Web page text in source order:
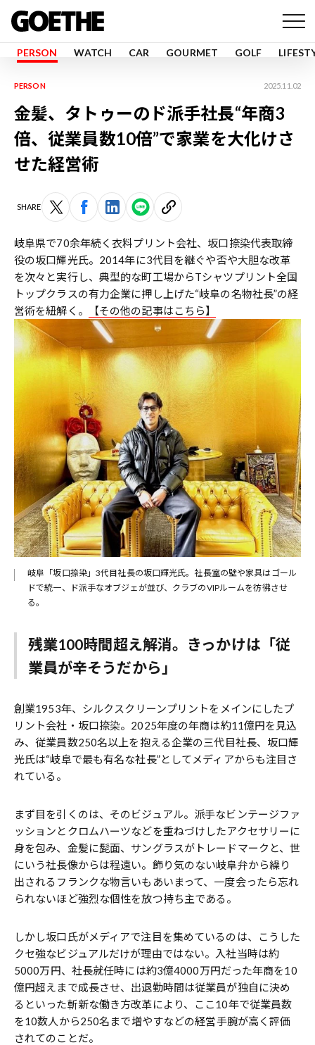
PERSON WATCH CAR GOURMET GOLF
PERSON 2025.11.02
金髪、タトゥーのド派手社長“年商3
倍、従業員数10倍”で家業を大化けさ
せた経営術
SHARE
岐阜県で70余年続く衣料プリント会社、坂口捺染代表取締
役の坂口輝光氏。2014年に3代目を継ぐや否や大胆な改革
を次々と実行し、典型的な町工場からTシャツプリント全国
トップクラスの有力企業に押し上げた“岐阜の名物社長”の経
営術を紐解く。
【その他の記事はこちら】
岐阜「坂口捺染」3代目社長の坂口輝光氏。社長室の壁や家具はゴール
ドで統一、ド派手なオブジェが並び、クラブのVIPルームを彷彿させ
る。
残業100時間超え解消。きっかけは 「従
業員が辛そうだから」
創業1953年、シルクスクリーンプリントをメインにしたプ
リント会社・坂口捺染。2025年度の年商は約11億円を見込
み、従業員数250名以上を抱える企業の三代目社長、坂口輝
光氏は“岐阜で最も有名な社長”としてメディアからも注目さ
れている。
まず目を引くのは、そのビジュアル。派手なビンテージファ
ッションとクロムハーツなどを重ねづけしたアクセサリーに
身を包み、金髪に髭面、サングラスがトレードマークと、世
にいう社長像からは程遠い。飾り気のない岐阜弁から繰り
出されるフランクな物言いもあいまって、一度会ったら忘れ
られないほど強烈な個性を放つ持ち主である。
しかし坂口氏がメディアで注目を集めているのは、こうした
クセ強なビジュアルだけが理由ではない。入社当時は約
5000万円、社長就任時には約3億4000万円だった年商を10
億円超えまで成長させ、出退勤時間は従業員が独自に決め
るといった斬新な働き方改革により、ここ10年で従業員数
を10数人から250名まで増やすなどの経営手腕が高く評価
されてのことだ。